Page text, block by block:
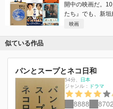
開中の映画だ。
たち』でも、新垣
映画
似ている作品
パンとスープとネコ日和
54分
日本
ジャンル：
ドラマ
8888 8702